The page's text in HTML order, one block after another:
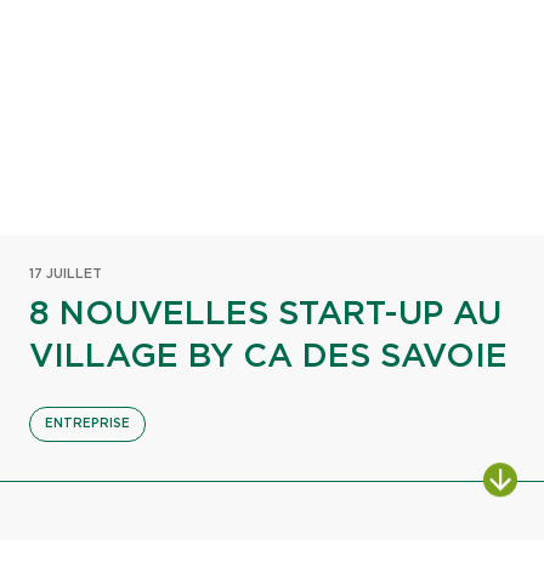
17 JUILLET
8 NOUVELLES START-UP AU
VILLAGE BY CA DES SAVOIE
ENTREPRISE